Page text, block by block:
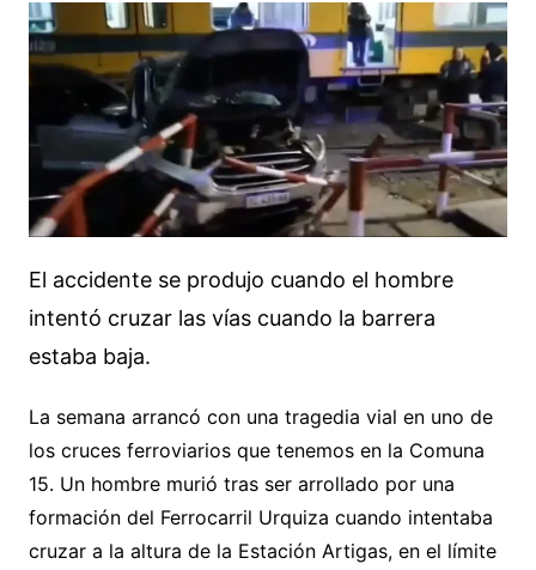
El accidente se produjo cuando el hombre
intentó cruzar las vías cuando la barrera
estaba baja.
La semana arrancó con una tragedia vial en uno de
los cruces ferroviarios que tenemos en la Comuna
15. Un hombre murió tras ser arrollado por una
formación del Ferrocarril Urquiza cuando intentaba
cruzar a la altura de la Estación Artigas, en el límite